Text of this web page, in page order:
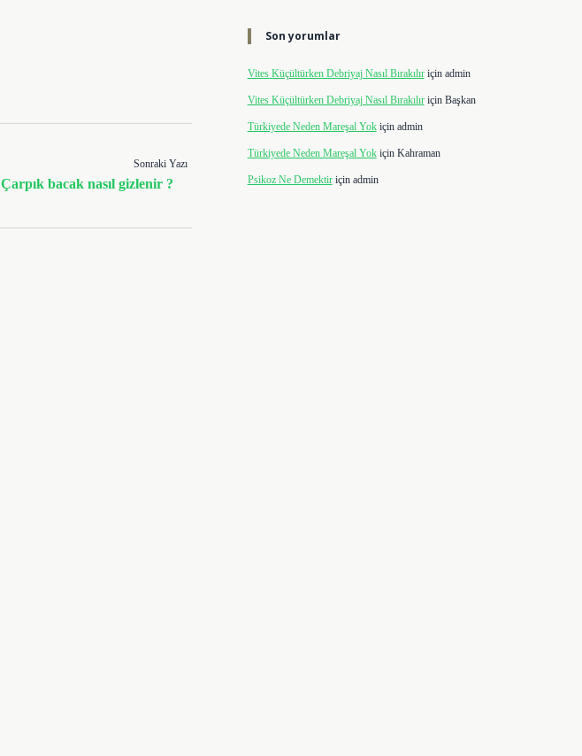
Sonraki Yazı
Çarpık bacak nasıl gizlenir ?
Son yorumlar
Vites Küçültürken Debriyaj Nasıl Bırakılıriçin admin
Vites Küçültürken Debriyaj Nasıl Bırakılıriçin Başkan
Türkiyede Neden Mareşal Yokiçin admin
Türkiyede Neden Mareşal Yokiçin Kahraman
Psikoz Ne Demektiriçin admin